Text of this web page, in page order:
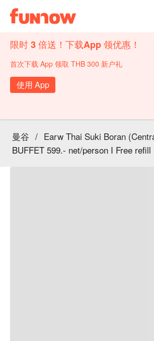
限时 3 倍送！下载App 领优惠！
首次下载 App 领取 THB 300 新户礼
使用 App
曼谷 / Earw Thai Suki Boran
BUFFET 599.- net/person I Free